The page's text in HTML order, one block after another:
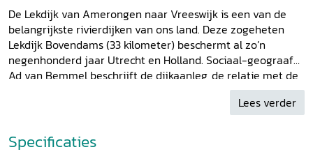
De Lekdijk van Amerongen naar Vreeswijk is een van de
belangrijkste rivierdijken van ons land. Deze zogeheten
Lekdijk Bovendams (33 kilometer) beschermt al zo’n
negenhonderd jaar Utrecht en Holland. Sociaal-geograaf
Ad van Bemmel beschrijft de dijkaanleg, de relatie met de
ontginning van het land achter de dijk, de dijkdoorbraken
en het onderhoudsysteem van de dijk, de zogenaamde
systeem hield in dat honderden dijkplichtigen de dijk zelf
onderhielden. De laatste resten hiervan zijn pas enkele
Lees verder
Specificaties